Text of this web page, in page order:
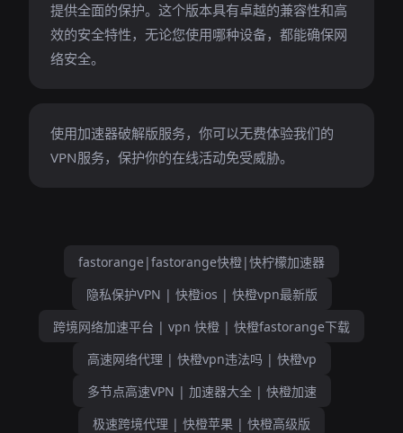
提供全面的保护。这个版本具有卓越的兼容性和高
效的安全特性，无论您使用哪种设备，都能确保网
络安全。
使用加速器破解版服务，你可以无费体验我们的
VPN服务，保护你的在线活动免受威胁。
fastorange|fastorange快橙|快柠檬加速器
隐私保护VPN | 快橙ios | 快橙vpn最新版
跨境网络加速平台 | vpn 快橙 | 快橙fastorange下载
高速网络代理 | 快橙vpn违法吗 | 快橙vp
多节点高速VPN | 加速器大全 | 快橙加速
极速跨境代理 | 快橙苹果 | 快橙高级版